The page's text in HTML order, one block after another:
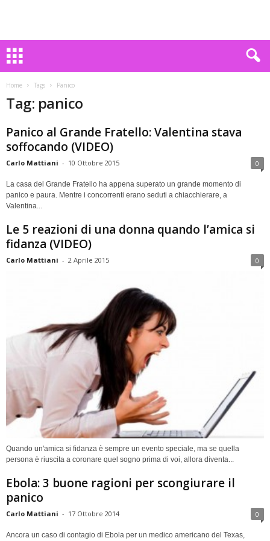
Home Tags Panico
Tag: panico
Panico al Grande Fratello: Valentina stava
soffocando (VIDEO)
Carlo Mattiani - 10 Ottobre 2015 0
La casa del Grande Fratello ha appena superato un grande momento di
panico e paura. Mentre i concorrenti erano seduti a chiacchierare, a
Valentina...
Le 5 reazioni di una donna quando l’amica si
fidanza (VIDEO)
Carlo Mattiani - 2 Aprile 2015 0
Quando un'amica si fidanza è sempre un evento speciale, ma se quella
persona è riuscita a coronare quel sogno prima di voi, allora diventa...
Ebola: 3 buone ragioni per scongiurare il
panico
Carlo Mattiani - 17 Ottobre 2014 0
Ancora un caso di contagio di Ebola per un medico americano del Texas,